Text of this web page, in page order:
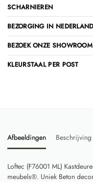
SCHARNIEREN
BEZORGING IN
BEZOEK ONZE
KLEURSTAAL PER POST
Afbeeldingen Beschrijving
Loftec (F76001 ML)
meubels®. Uniek Beton